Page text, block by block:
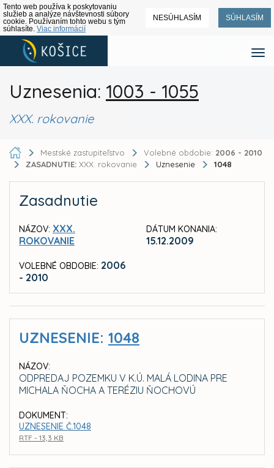
Tento web používa k poskytovaniu
služieb a analýze návštevnosti súbory
cookie. Používaním tohto webu s tým
súhlasíte. Viac informácií
NESÚHLASÍM SÚHLASÍM
Uznesenia: 1003 - 1055
XXX. rokovanie
Mestské zastupiteľstvo Volebné obdobie: 2006 - 2010
ZASADNUTIE: XXX. rokovanie Uznesenie 1048
Zasadnutie
NÁZOV: XXX.
ROKOVANIE
VOLEBNÉ OBDOBIE: 2006
- 2010
DÁTUM KONANIA:
15.12.2009
UZNESENIE: 1048
NÁZOV:
ODPREDAJ POZEMKU V K.Ú. MALÁ LODINA PRE
MICHALA ŇOCHA A TERÉZIU ŇOCHOVÚ
DOKUMENT:
UZNESENIE Č.1048
RTF - 13,3 KB